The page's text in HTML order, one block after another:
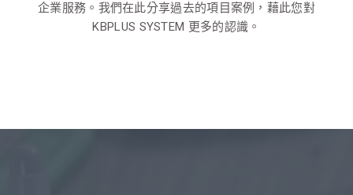
企業服務。 我們在此分享過去的項目案例，藉此您對
KBPLUS SYSTEM 更多的認識。